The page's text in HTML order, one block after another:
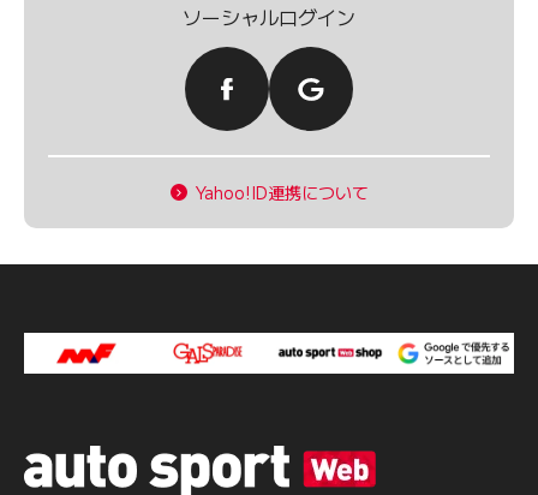
ソーシャルログイン
Yahoo!ID連携について